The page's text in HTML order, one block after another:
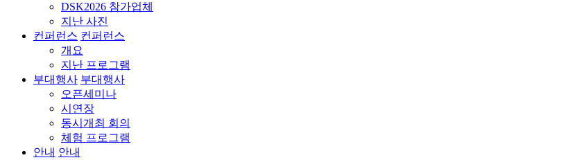
DSK2026 참가업체
지난 사진
컨퍼런스 컨퍼런스
개요
지난 프로그램
부대행사 부대행사
오픈세미나
시연장
동시개최 회의
체험 프로그램
안내 안내